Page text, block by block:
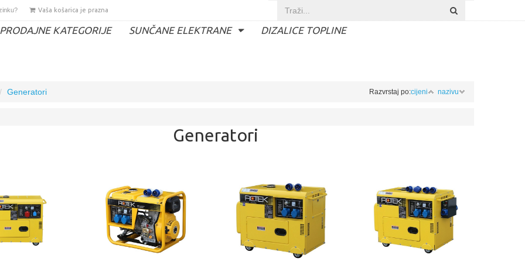
Vaša košarica je prazna
PRODAJNE KATEGORIJE SUNČANE ELEKTRANE DIZALICE TOPLINE
Generatori Razvrstaj po:cijeni nazivu
Generatori